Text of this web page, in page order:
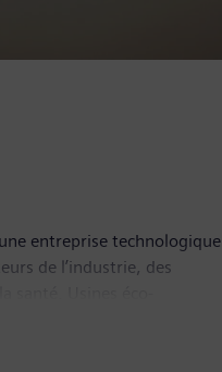
entreprise technologique
de l’industrie, des
bâtiments et réseaux